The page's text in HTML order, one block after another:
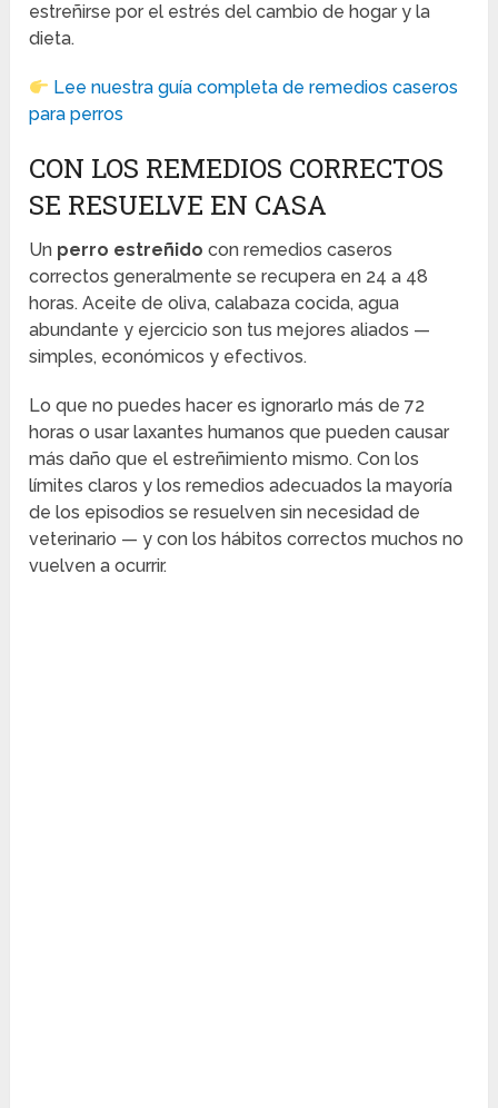
estreñirse por el estrés del cambio de hogar y la
dieta.
Lee nuestra guía completa de remedios caseros
para perros
CON LOS REMEDIOS CORRECTOS
SE RESUELVE EN CASA
Un perro estreñido con remedios caseros
correctos generalmente se recupera en 24 a 48
horas. Aceite de oliva, calabaza cocida, agua
abundante y ejercicio son tus mejores aliados —
simples, económicos y efectivos.
Lo que no puedes hacer es ignorarlo más de 72
horas o usar laxantes humanos que pueden causar
más daño que el estreñimiento mismo. Con los
límites claros y los remedios adecuados la mayoría
de los episodios se resuelven sin necesidad de
veterinario — y con los hábitos correctos muchos no
vuelven a ocurrir.